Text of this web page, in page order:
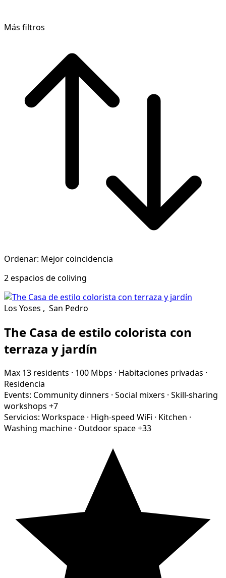
Más filtros
Ordenar: Mejor coincidencia
2 espacios de coliving
Los Yoses , San Pedro
The Casa de estilo colorista con
terraza y jardín
Max 13 residents · 100 Mbps · Habitaciones privadas ·
Residencia
Events: Community dinners · Social mixers · Skill-sharing
workshops +7
Servicios: Workspace · High-speed WiFi · Kitchen ·
Washing machine · Outdoor space+33